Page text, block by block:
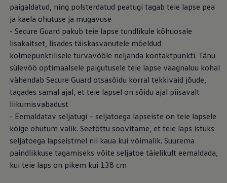
paigaldatud, ning polsterdatud peatugi tagab teie lapse pea
ja kaela ohutuse ja mugavuse
- Secure Guard pakub teie lapse tundlikule kõhuosale
lisakaitset, lisades täiskasvanutele mõeldud
kolmepunktilisele turvavööle neljanda kontaktpunkti. Tänu
sülevöö optimaalsele paigutusele teie lapse vaagnaluu kohal
vähendab Secure Guard otsasõidu korral tekkivaid jõude,
tagades samal ajal, et teie lapsel on sõidu ajal piisavalt
liikumisvabadust
- Eemaldatav seljatugi – seljatoega lapseiste on teie lapsele
kõige ohutum valik. Seetõttu soovitame, et teie laps istuks
seljatoega lapseistmel nii kaua kui võimalik. Suurema
paindlikkuse tagamiseks võite seljatoe täielikult eemaldada,
kui teie laps on pikem kui 138 cm